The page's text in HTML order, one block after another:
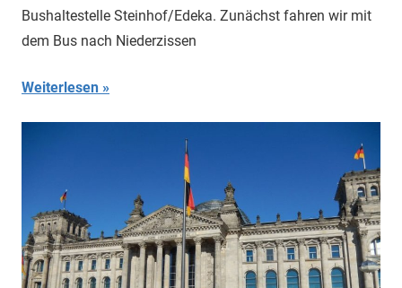
Bushaltestelle Steinhof/Edeka. Zunächst fahren wir mit
dem Bus nach Niederzissen
Weiterlesen